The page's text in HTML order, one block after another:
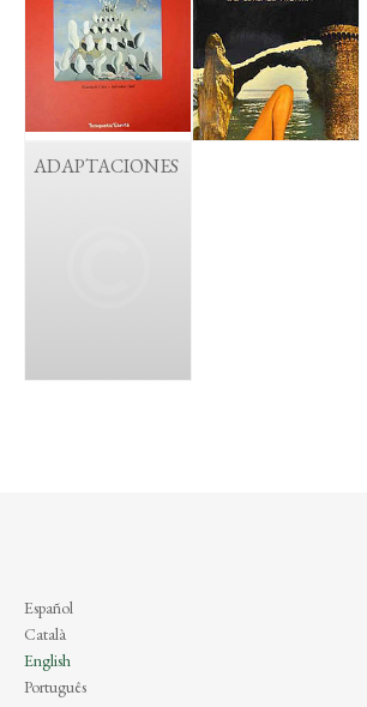
ADAPTACIONES
Español
Català
English
Português